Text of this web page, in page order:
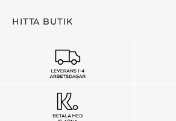
HITTA BUTIK